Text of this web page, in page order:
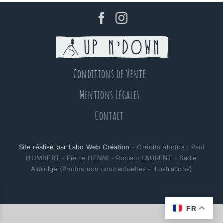
Conditions de Vente
Mentions Légales
Contact
Site réalisé par Labo Web Création - Crédits photos : Paul
HUMBERT - Pierre HENNI - Romain LAURENT - Sadie
Aldridge (Photos non contractuelles - illustrations)
FR